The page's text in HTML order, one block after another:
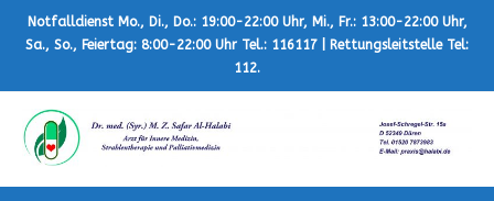
Zum
Inhalt
Notfalldienst Mo., Di., Do.: 19:00-22:00 Uhr, Mi., Fr.: 13:00-22:00 Uhr,
Sa., So., Feiertag: 8:00-22:00 Uhr Tel.: 116117 | Rettungsleitstelle Tel:
112.